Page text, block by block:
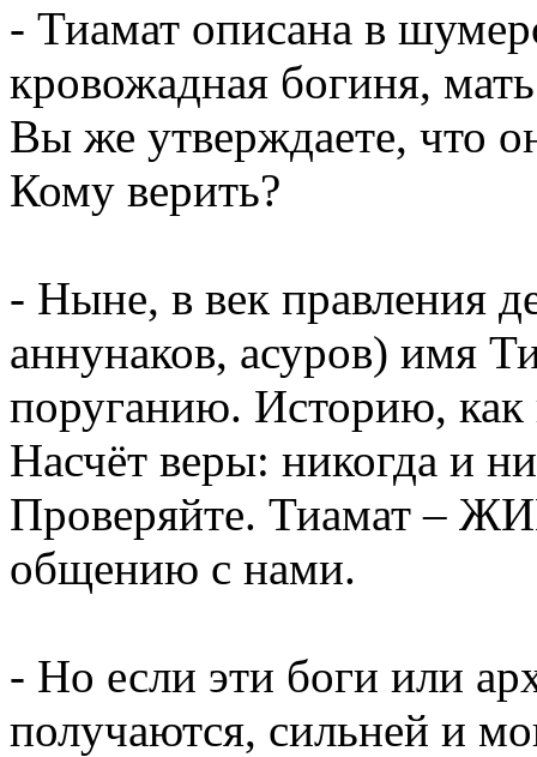
- Тиамат описана в
кровожадная богиня,
Вы же утверждаете, что
Кому верить?
- Ныне, в век правления
аннунаков, асуров) имя
поруганию. Историю, как
Насчёт веры: никогда и
Проверяйте. Тиамат –
общению с нами.
- Но если эти боги или
получаются, сильней и